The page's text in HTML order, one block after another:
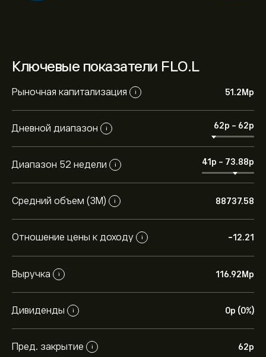
Ключевые показатели FLO.L
Рыночная капитализация i 51.2M‎p‎
Дневной диапазон i 62‎p‎ - 62‎p‎
Диапазон 52 недели i 41‎p‎ - 73.88‎p‎
Средний объем (3М) i 88737.58
Отношение цены к доходу i -12.21
Выручка i 116.92M‎p‎
Дивиденды i 0‎p‎ (0%)
Пред. закрытие i 62‎p‎